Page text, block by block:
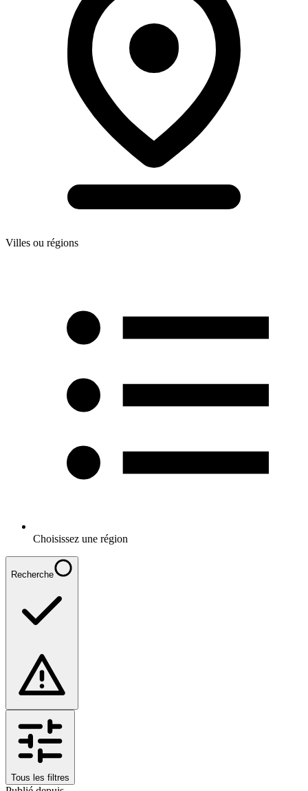
Villes ou régions
Choisissez une région
Recherche
Tous les filtres